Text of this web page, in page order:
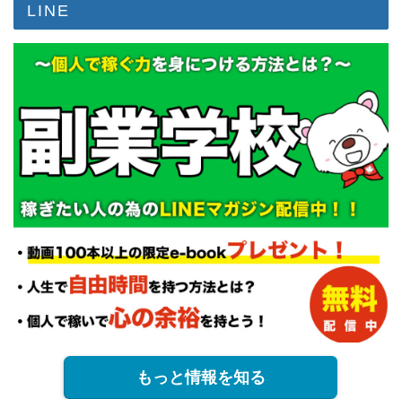
LINE
もっと情報を知る